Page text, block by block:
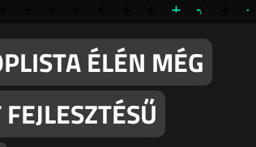
ÉLÉN MÉG